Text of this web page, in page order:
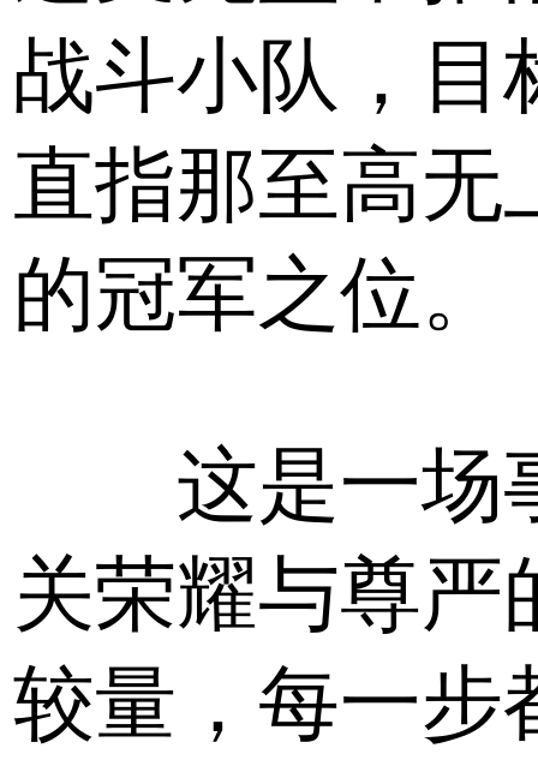
战斗小队，目
直指那至高无
的冠军之位。
这是一场
关荣耀与尊严
较量，每一步